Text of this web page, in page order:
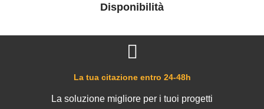
Disponibilità
La tua citazione entro 24-48h
La soluzione migliore per i tuoi progetti